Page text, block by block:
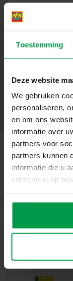
Toestemming
Deze website
We gebruiken
personaliseren,
en om ons
informatie over
partners voor
partners kunnen
informatie die u
verzameld op
je ze tot leven.
Wat deze set
Heldere kleuren
PVC-vrije kralen
Geschikt voor
Stimuleert
Laat je
Met deze set
legbord houdt
kleurrijke en
manier om
1 strijkkralen
1200
Strijkpapier
Waarom kiezen
Productnummer|
Deel dit product